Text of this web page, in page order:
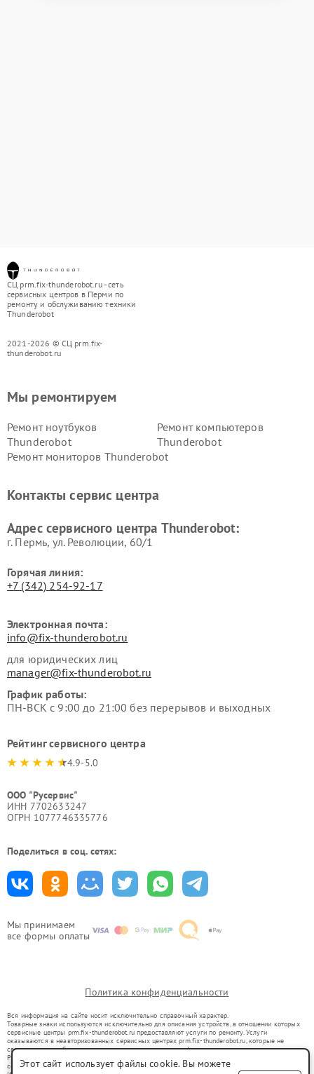
СЦ prm.fix-thunderobot.ru - сеть
сервисных центров в Перми по
ремонту и обслуживанию техники
Thunderobot
2021-2026 © СЦ prm.fix-
thunderobot.ru
Мы принимаем
все формы оплаты
Мы ремонтируем
Ремонт ноутбуков
Thunderobot
Ремонт компьютеров
Thunderobot
Ремонт мониторов Thunderobot
Контакты сервис центра
Адрес сервисного центра Thunderobot:
г. Пермь, ул. ​Революции, 60/1
Горячая линия:
+7 (342) 254-92-17
Электронная почта:
info@fix-thunderobot.ru
для юридических лиц
manager@fix-thunderobot.ru
График работы:
ПН-ВСК с 9:00 до 21:00 без перерывов и выходных
Рейтинг сервисного центра
4.9-5.0
ООО "Русервис"
ИНН 7702633247
ОГРН 1077746335776
Поделиться в соц. сетях:
Политика конфиденциальности
Вся информация на сайте носит исключительно справочный характер.
Товарные знаки используются исключительно для описания устройств, в отношении которых
сервисные центры prm.fix-thunderobot.ru предоставляют услуги по ремонту. Услуги
оказываются в неавторизованных сервисных центрах prm.fix-thunderobot.ru, которые не
связаны с правообладателями товарных знаков или их официальными представителями.
Ремонт осуществляется для устройств, уже введенных в гражданский оборот в соответствии
со статьей 1487 ГК РФ.
Этот сайт использует файлы cookie. Вы можете